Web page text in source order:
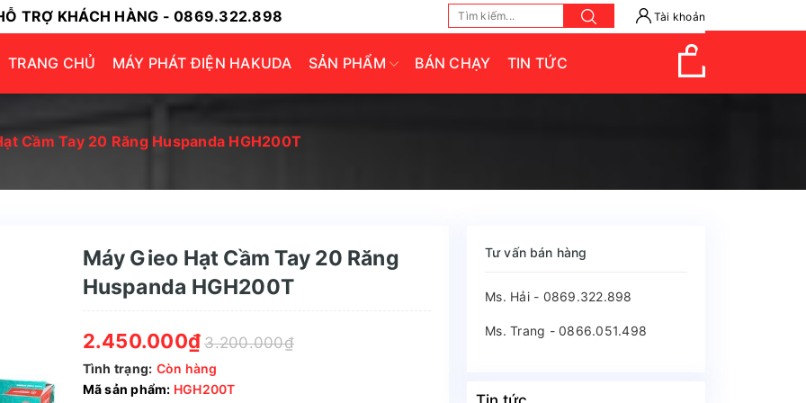
TRỢ KHÁCH HÀNG - 0869.322.898 Tài khoản
TRANG CHỦ MÁY PHÁT ĐIỆN HAKUDA SẢN PHẨM BÁN CHẠY TIN TỨC
Cầm Tay 20 Răng Huspanda HGH200T
Máy Gieo Hạt Cầm Tay 20 Răng
Huspanda HGH200T
2.450.000₫ 3.200.000₫
Tình trạng: Còn hàng
Mã sản phẩm: HGH200T
Tư vấn bán hàng
Ms. Hải - 0869.322.898
Ms. Trang - 0866.051.498